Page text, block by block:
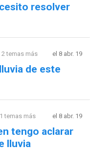
resolver
2 temas más el 8 abr. 19
de este
temas más el 8 abr. 19
tengo aclarar
lluvia